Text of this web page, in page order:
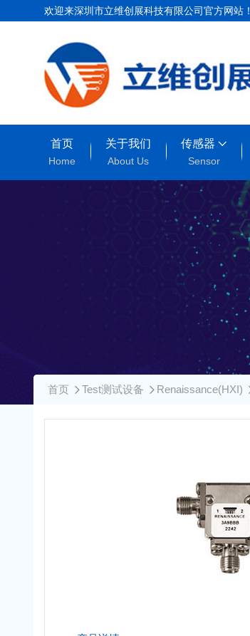
欢迎来深圳市立维创展科技有限公司官方网站！
首页
Home
关于我们
About Us
传感器
Sensor
首页 Test测试设备 Renaissance(HXI)